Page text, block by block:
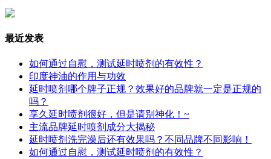
最近发表
如何通过自慰，测试延时喷剂的有效性？
印度神油的作用与功效
延时喷剂哪个牌子正规？效果好的品牌就一定是正规的
吗？
享久延时喷剂很好，但是请别神化！~
主流品牌延时喷剂成分大揭秘
延时喷剂洗完澡后还有效果吗？不同品牌不同影响！
如何通过自慰，测试延时喷剂的有效性？